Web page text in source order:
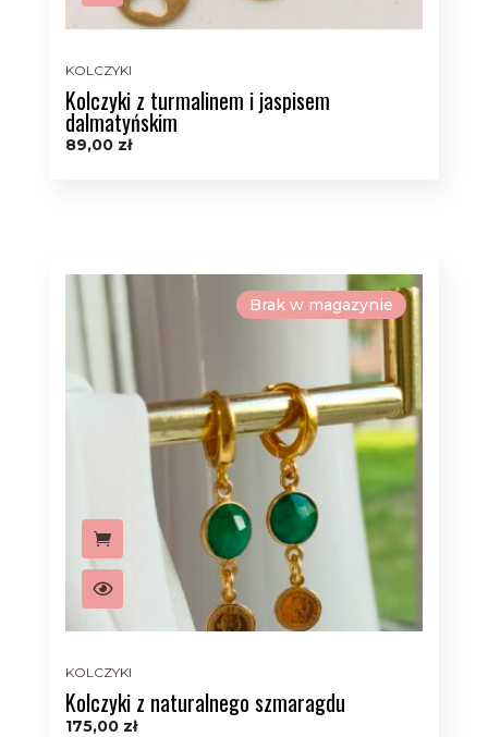
KOLCZYKI
Kolczyki z turmalinem i jaspisem
dalmatyńskim
89,00 zł
Brak w magazynie
KOLCZYKI
Kolczyki z naturalnego szmaragdu
175,00 zł